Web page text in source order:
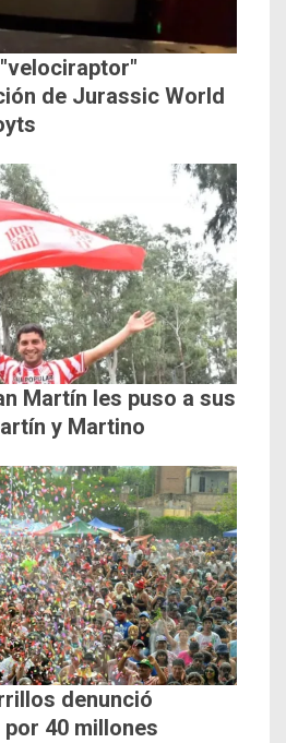
de Jurassic World
Martín les puso a sus
y Martino
denunció
40 millones